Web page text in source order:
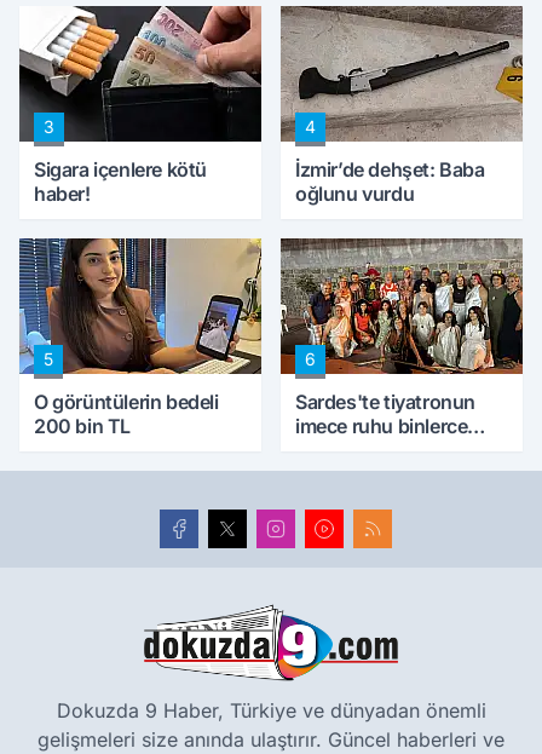
konuştu
peynircilerimizi de
kıskaca aldı, müdahale
ettik'
3
Sigara içenlere kötü
haber!
4
İzmir’de dehşet: Baba
oğlunu vurdu
5
O görüntülerin bedeli
200 bin TL
6
Sardes'te tiyatronun
imece ruhu binlerce
Dokuzda 9 Haber, Türkiye ve dünyadan önemli
gelişmeleri size anında ulaştırır. Güncel haberleri ve